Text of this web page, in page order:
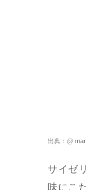
出典：@
サイゼ
味にこ